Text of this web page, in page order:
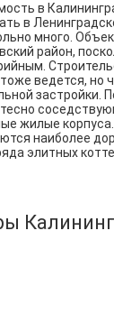
в
в
много.
район,
ведется, но
застройки.
жилые
наиболее
элитных